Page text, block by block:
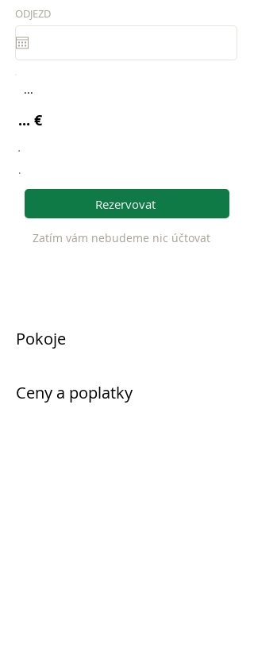
ODJEZD
...
... €
.
.
Rezervovat
Zatím vám nebudeme nic účtovat
Pokoje
Ceny a poplatky